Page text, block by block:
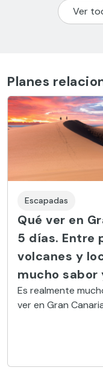
Ver
Planes
Escapadas
Qué ver en
5 días. Entre
volcanes y
mucho sabor
Es realmente
ver en Gran